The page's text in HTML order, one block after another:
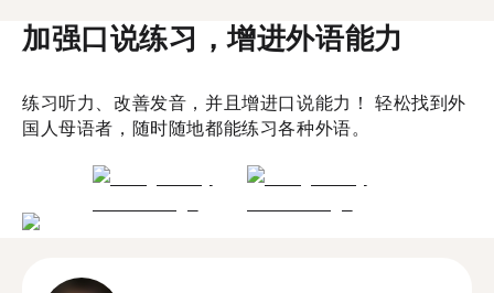
加强口说练习，增进外语能力
练习听力、改善发音，并且增进口说能力！ 轻松找到外
国人母语者，随时随地都能练习各种外语。